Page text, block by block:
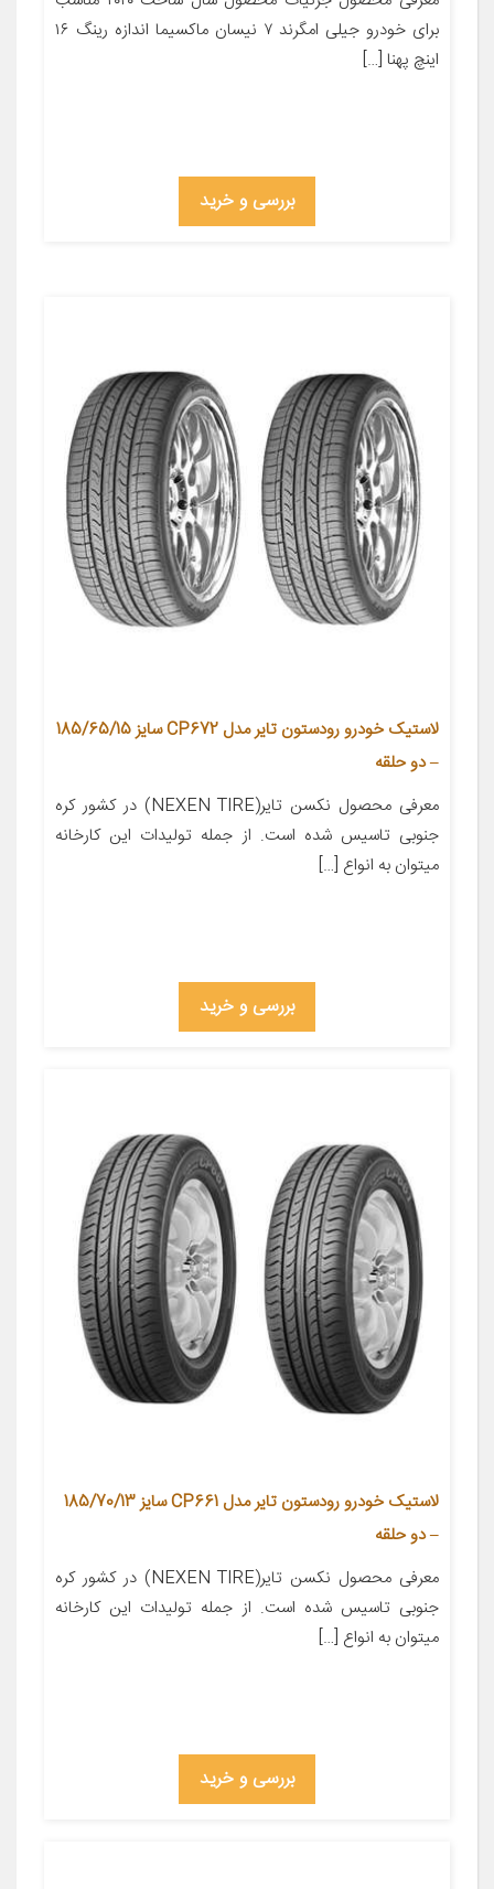
برای خودرو جیلی امگرند ۷ نیسان ماکسیما اندازه رینگ ۱۶
اینچ پهنا […]
بررسی و خرید
لاستیک خودرو رودستون تایر مدل CP672 سایز 185/65/15
– دو حلقه
معرفی محصول نکسن تایر(NEXEN TIRE) در کشور کره
جنوبی تاسیس شده است. از جمله تولیدات این کارخانه
میتوان به انواع […]
بررسی و خرید
لاستیک خودرو رودستون تایر مدل CP661 سایز 185/70/13
– دو حلقه
معرفی محصول نکسن تایر(NEXEN TIRE) در کشور کره
جنوبی تاسیس شده است. از جمله تولیدات این کارخانه
میتوان به انواع […]
بررسی و خرید